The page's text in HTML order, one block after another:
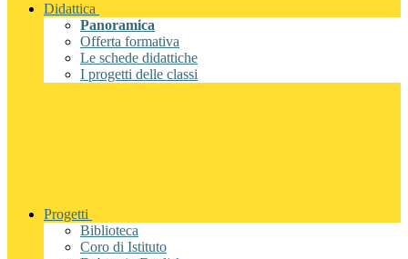
Didattica
Panoramica
Offerta formativa
Le schede didattiche
I progetti delle classi
Progetti
Biblioteca
Coro di Istituto